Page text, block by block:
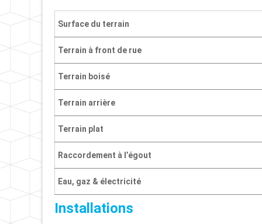
Surface du terrain
Terrain à front de rue
Terrain boisé
Terrain arrière
Terrain plat
Raccordement à l’égout
Eau, gaz & électricité
Installations